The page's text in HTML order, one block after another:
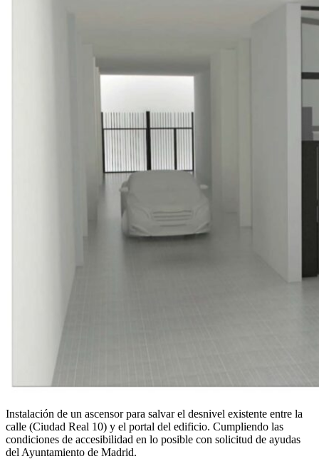
Instalación de un ascensor para salvar el desnivel existente entre la
calle (Ciudad Real 10) y el portal del edificio. Cumpliendo las
condiciones de accesibilidad en lo posible con solicitud de ayudas
del Ayuntamiento de Madrid.